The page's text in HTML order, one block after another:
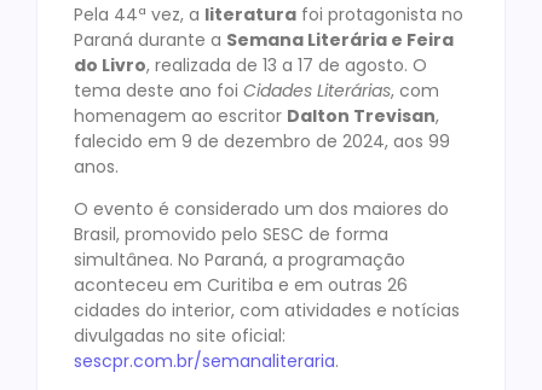
Pela 44ª vez, a literatura foi protagonista no
Paraná durante a Semana Literária e Feira
do Livro, realizada de 13 a 17 de agosto. O
tema deste ano foi Cidades Literárias, com
homenagem ao escritor Dalton Trevisan,
falecido em 9 de dezembro de 2024, aos 99
anos.
O evento é considerado um dos maiores do
Brasil, promovido pelo SESC de forma
simultânea. No Paraná, a programação
aconteceu em Curitiba e em outras 26
cidades do interior, com atividades e notícias
divulgadas no site oficial:
sescpr.com.br/semanaliteraria.